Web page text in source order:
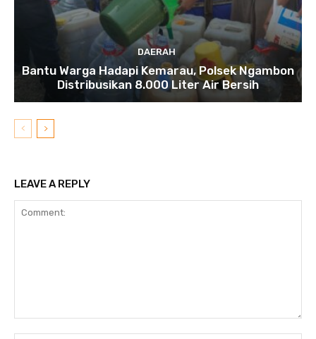
DAERAH
Bantu Warga Hadapi Kemarau, Polsek Ngambon
Distribusikan 8.000 Liter Air Bersih
LEAVE A REPLY